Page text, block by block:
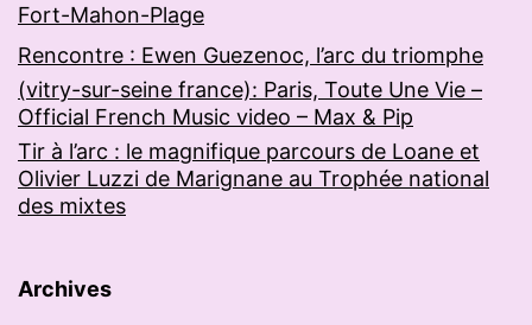
Fort-Mahon-Plage
Rencontre : Ewen Guezenoc, l’arc du triomphe
(vitry-sur-seine france): Paris, Toute Une Vie –
Official French Music video – Max & Pip
Tir à l’arc : le magnifique parcours de Loane et
Olivier Luzzi de Marignane au Trophée national
des mixtes
Archives